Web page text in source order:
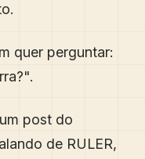
quer perguntar:
post do
de RULER,